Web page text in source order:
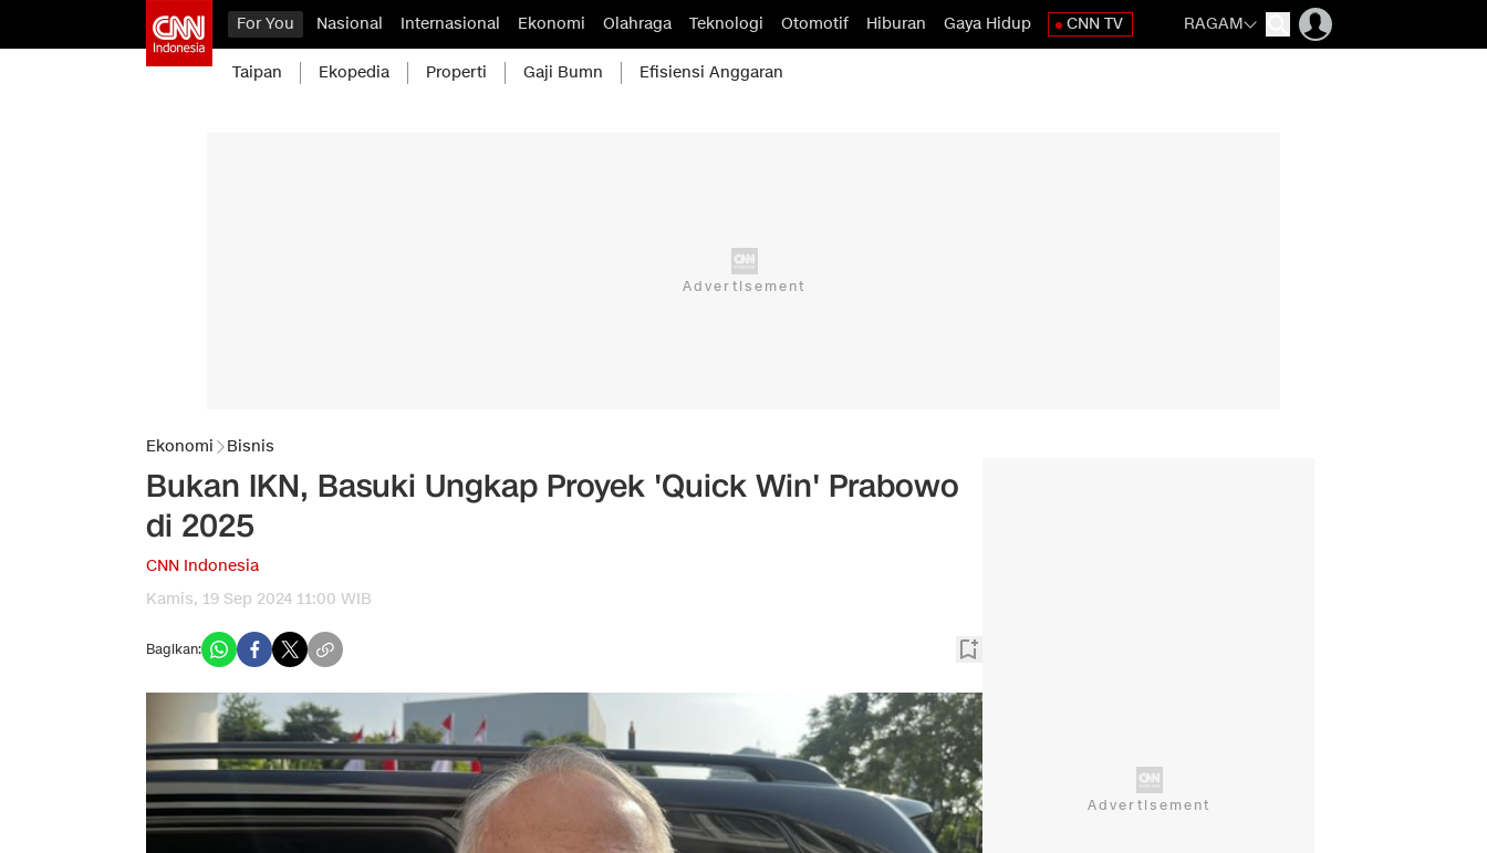
For You Nasional Internasional Ekonomi Olahraga Teknologi Otomotif Hiburan Gaya Hidup CNN TV RAGAM
Taipan Ekopedia Properti Gaji Bumn Efisiensi Anggaran
Ekonomi Bisnis
Bukan IKN, Basuki Ungkap Proyek 'Quick Win' Prabowo
di 2025
CNN Indonesia
Kamis, 19 Sep 2024 11:00 WIB
Bagikan: